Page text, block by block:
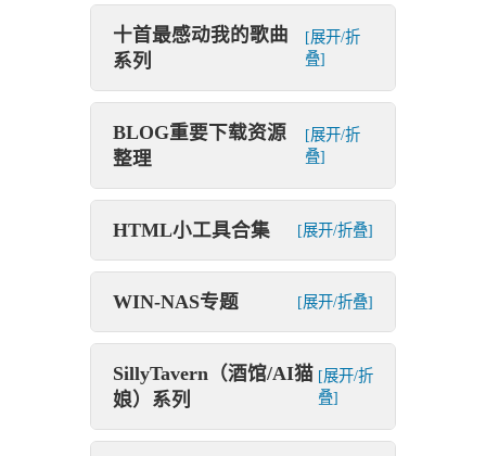
十首最感动我的歌曲
系列
[展开/折
叠]
BLOG重要下载资源
整理
[展开/折
叠]
HTML小工具合集 [展开/折叠]
WIN-NAS专题 [展开/折叠]
SillyTavern（酒馆/AI猫
娘）系列
[展开/折
叠]